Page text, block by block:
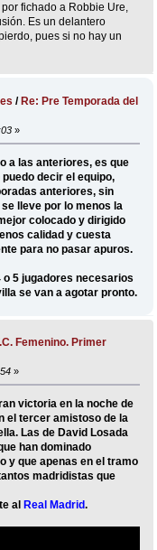
fichado a Robbie Ure,
Es un delantero
pues si no hay un
/Re: Pre Temporada del
»
a las anteriores, es que
decir el equipo,
anteriores, sin
lleve por lo menos la
colocado y dirigido
calidad y cuesta
para no pasar apuros.
5 jugadores necesarios
se van a agotar pronto.
Femenino. Primer
»
victoria en la noche de
el tercer amistoso de la
Las de David Losada
han dominado
y que apenas en el tramo
madridistas que
al Real Madrid.